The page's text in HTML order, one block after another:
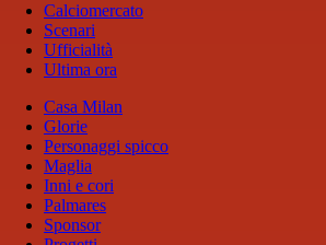
Calciomercato
Scenari
Ufficialità
Ultima ora
Casa Milan
Glorie
Personaggi spicco
Maglia
Inni e cori
Palmares
Sponsor